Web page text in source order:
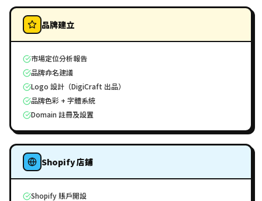
品牌建立
市場定位分析報告
品牌命名建議
Logo 設計（DigiCraft 出品）
品牌色彩 + 字體系統
Domain 註冊及設置
Shopify 店鋪
Shopify 賬戶開設